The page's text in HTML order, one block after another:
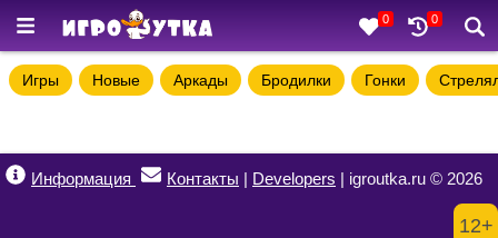
0 0
Игры Новые Аркады Бродилки Гонки
Информация Контакты | Developers | igroutka.ru © 2026
12+